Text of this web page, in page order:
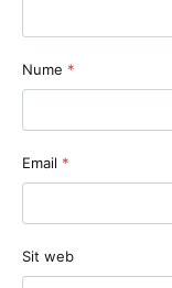
Nume *
Email *
Sit web